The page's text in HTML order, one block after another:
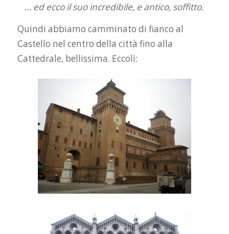
… ed ecco il suo incredibile, e antico, soffitto.
Quindi abbiamo camminato di fianco al
Castello nel centro della città fino alla
Cattedrale, bellissima. Eccoli: